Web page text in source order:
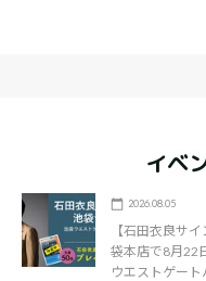
イベ
2026.08.05
【石田衣良サ
袋本店で8月22
ウエストゲート